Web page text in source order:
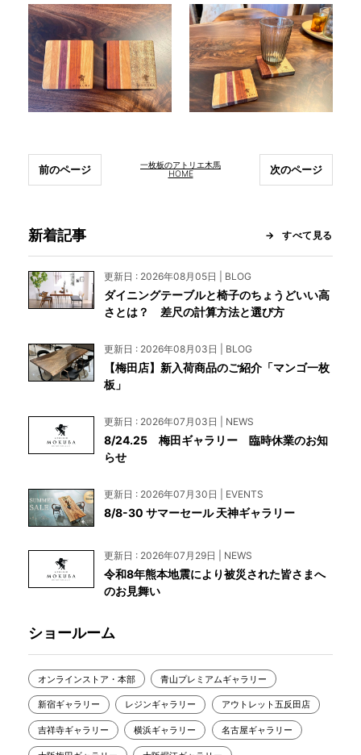
一枚板のアトリエ木馬
HOME
前のページ 次のページ
新着記事 すべて見る
更新日 : 2026年08月05日 | BLOG
ダイニングテーブルと椅子のちょうどいい高
さとは？ 差尺の計算方法と選び方
更新日 : 2026年08月03日 | BLOG
【梅田店】新入荷商品のご紹介「マンゴ一枚
板」
更新日 : 2026年07月03日 | NEWS
8/24.25 梅田ギャラリー 臨時休業のお知
らせ
更新日 : 2026年07月30日 | EVENTS
8/8-30 サマーセール 天神ギャラリー
更新日 : 2026年07月29日 | NEWS
令和8年熊本地震により被災された皆さまへ
のお見舞い
ショールーム
オンラインストア・本部 青山プレミアムギャラリー
新宿ギャラリー レジンギャラリー アウトレット五反田店
吉祥寺ギャラリー 横浜ギャラリー 名古屋ギャラリー